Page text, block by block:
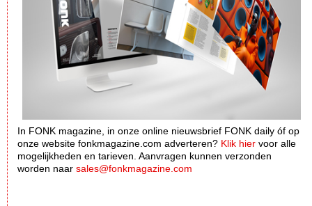
In FONK magazine, in onze online nieuwsbrief FONK daily óf op
onze website fonkmagazine.com adverteren? Klik hier voor alle
mogelijkheden en tarieven. Aanvragen kunnen verzonden
worden naar sales@fonkmagazine.com